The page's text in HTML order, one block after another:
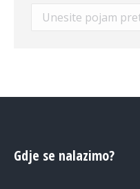
Search:
Gdje se nalazimo?